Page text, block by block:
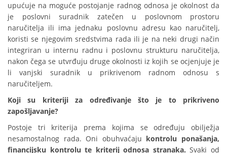
upućuje na moguće postojanje radnog odnosa je okolnost da
je poslovni suradnik zatečen u poslovnom prostoru
naručitelja ili ima jednaku poslovnu adresu kao naručitelj,
koristi se njegovim sredstvima rada ili je na neki drugi način
integriran u internu radnu i poslovnu strukturu naručitelja,
nakon čega se utvrđuju druge okolnosti iz kojih se ocjenjuje je
li vanjski suradnik u prikrivenom radnom odnosu s
naručiteljem.
Koji su kriteriji za određivanje što je to prikriveno
zapošljavanje?
Postoje tri kriterija prema kojima se određuju obilježja
nesamostalnog rada. Oni obuhvaćaju kontrolu ponašanja,
financijsku kontrolu te kriterij odnosa stranaka. Svaki od